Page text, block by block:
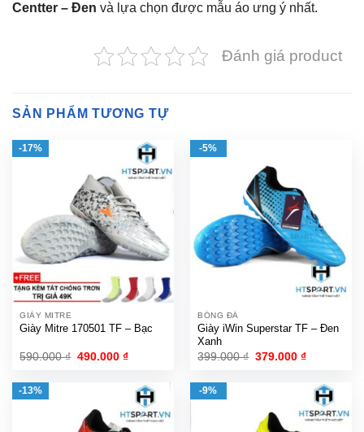
Centter – Đen và lựa chọn được mẫu áo ưng ý nhất.
Đánh giá product
SẢN PHẨM TƯƠNG TỰ
-17%
GIÀY MITRE
Giày Mitre 170501 TF – Bạc
590.000₫ Giá
490.000₫Giá
là:
490.000 ₫.
-5%
BÓNG ĐÁ
Giày iWin Superstar TF – Đen
Xanh
399.000₫ Giá
379.000₫Giá
là:
379.000 ₫.
-13% -9%